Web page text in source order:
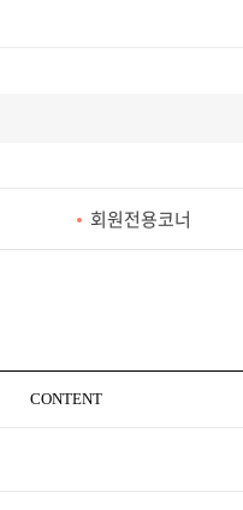
회원전용코너
CONTENT